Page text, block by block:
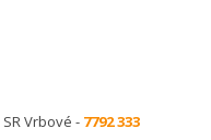
Vrbové - 7792 333